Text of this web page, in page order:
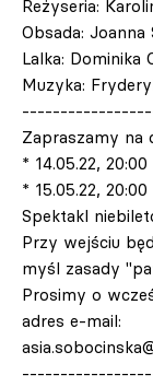
Reżyseria:
Obsada:
Lalka: Dominika
Muzyka:
Zapraszamy na
* 14.05.22, 20:00
* 15.05.22, 20:00
Spektakl
Przy wejściu
myśl zasady
Prosimy o
adres e-mail: